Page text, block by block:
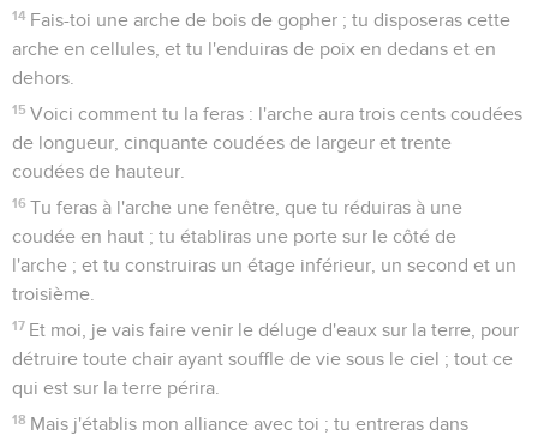
14 Fais-toi une arche de bois de gopher ; tu disposeras cette
arche en cellules, et tu l'enduiras de poix en dedans et en
dehors.
15 Voici comment tu la feras : l'arche aura trois cents coudées
de longueur, cinquante coudées de largeur et trente
coudées de hauteur.
16 Tu feras à l'arche une fenêtre, que tu réduiras à une
coudée en haut ; tu établiras une porte sur le côté de
l'arche ; et tu construiras un étage inférieur, un second et un
troisième.
17 Et moi, je vais faire venir le déluge d'eaux sur la terre, pour
détruire toute chair ayant souffle de vie sous le ciel ; tout ce
qui est sur la terre périra.
18 Mais j'établis mon alliance avec toi ; tu entreras dans